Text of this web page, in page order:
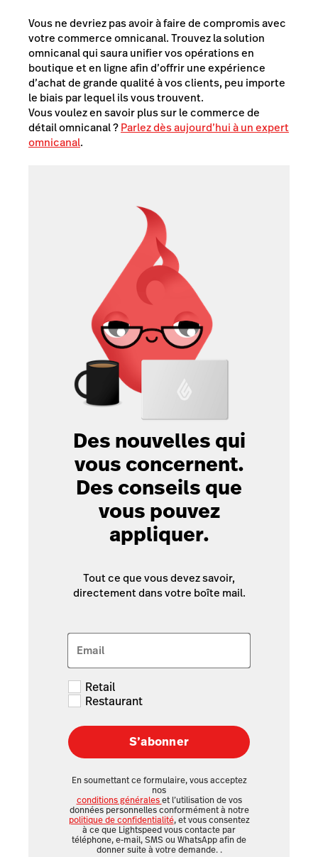
Vous ne devriez pas avoir à faire de compromis avec
votre commerce omnicanal. Trouvez la solution
omnicanal qui saura unifier vos opérations en
boutique et en ligne afin d’offrir une expérience
d’achat de grande qualité à vos clients, peu importe
le biais par lequel ils vous trouvent.
Vous voulez en savoir plus sur le commerce de
détail omnicanal ?Parlez dès aujourd’hui à un expert
omnicanal.
Des nouvelles qui
vous concernent.
Des conseils que
vous pouvez
appliquer.
Tout ce que vous devez savoir,
directement dans votre boîte mail.
Email
Retail
Restaurant
S’abonner
En soumettant ce formulaire, vous acceptez
nos
conditions généraleset l’utilisation de vos
données personnelles conformément à notre
politique de confidentialité, et vous consentez
à ce que Lightspeed vous contacte par
téléphone, e-mail, SMS ou WhatsApp afin de
donner suite à votre demande. .